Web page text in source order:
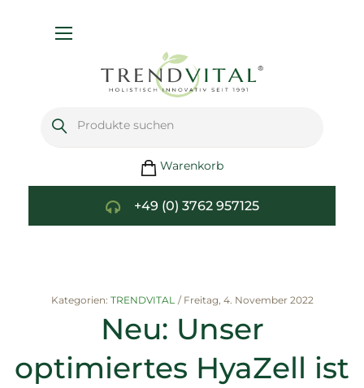
Warenkorb
+49 (0) 3762 957125
Kategorien: TRENDVITAL / Freitag, 4. November 2022
Neu: Unser
optimiertes HyaZell ist